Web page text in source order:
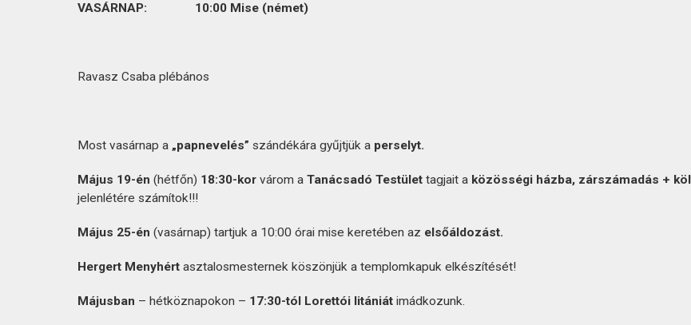
VASÁRNAP: 10:00 Mise (német)
Ravasz Csaba plébános
Most vasárnap a „papnevelés” szándékára gyűjtjük a perselyt.
Május 19-én (hétfőn) 18:30-kor várom a Tanácsadó Testület tagjait a közösségi házba, zárszámadás +
jelenlétére számítok!!!
Május 25-én (vasárnap) tartjuk a 10:00 órai mise keretében az elsőáldozást.
Hergert Menyhért asztalosmesternek köszönjük a templomkapuk elkészítését!
Májusban – hétköznapokon – 17:30-tól Lorettói litániát imádkozunk.